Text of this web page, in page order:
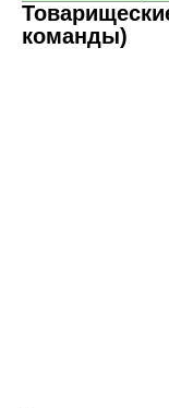
команды)